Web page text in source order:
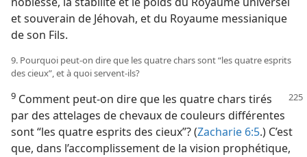
et souverain de Jéhovah, et du Royaume messianique
de son Fils.
9. Pourquoi peut-​on dire que les quatre chars sont “les quatre esprits
des cieux”, et à quoi servent-​ils?
9 Comment peut-​on dire que les quatre chars tirés
par des attelages de chevaux de couleurs différentes
sont “les quatre esprits des cieux”? (Zacharie 6:5.) C’est
que, dans l’accomplissement de la vision prophétique,